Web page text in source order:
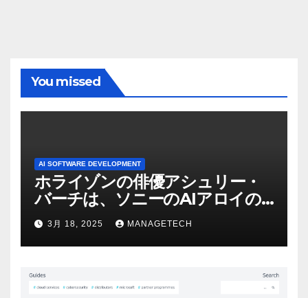
You missed
AI SOFTWARE DEVELOPMENT
ホライゾンの俳優アシュリー・
バーチは、ソニーのAIアロイの
ビデオを見て「ゲームパフォー
マンスという芸術形式に不安を
感じた」と語る – IGN
3月 18, 2025 MANAGETECH